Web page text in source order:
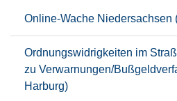
Online-Wache Niedersachsen
Ordnungswidrigkeiten im
zu Verwarnungen/
Harburg)